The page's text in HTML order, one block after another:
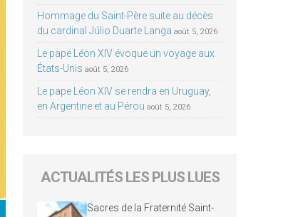
Hommage du Saint-Père suite au décès
du cardinal Júlio Duarte Langa août 5, 2026
Le pape Léon XIV évoque un voyage aux
États-Unis août 5, 2026
Le pape Léon XIV se rendra en Uruguay,
en Argentine et au Pérou août 5, 2026
ACTUALITÉS LES PLUS LUES
Sacres de la Fraternité Saint-